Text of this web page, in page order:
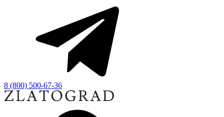
8 (800) 500-67-36